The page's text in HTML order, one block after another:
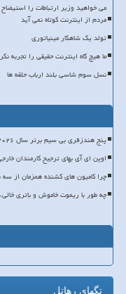
می خواهید وزیر ارتباطات را استیضاح
مردم از اینترنت کوتاه نمی آید
تولد یک شاهکار مینیاتوری
ما هیچ گاه اینترنت حقیقی را تجربه
نسل سوم شاسی بلند ارباب حلقه ها
پنج هندزفری بی سیم برتر سال ۲۰۲۶
اوپن ای آی بهای ترجیح کارمندان
چرا کامیون های کشنده همزمان از سه
چه طور با ریموت خاموش و باتری
تگهای رهاتل